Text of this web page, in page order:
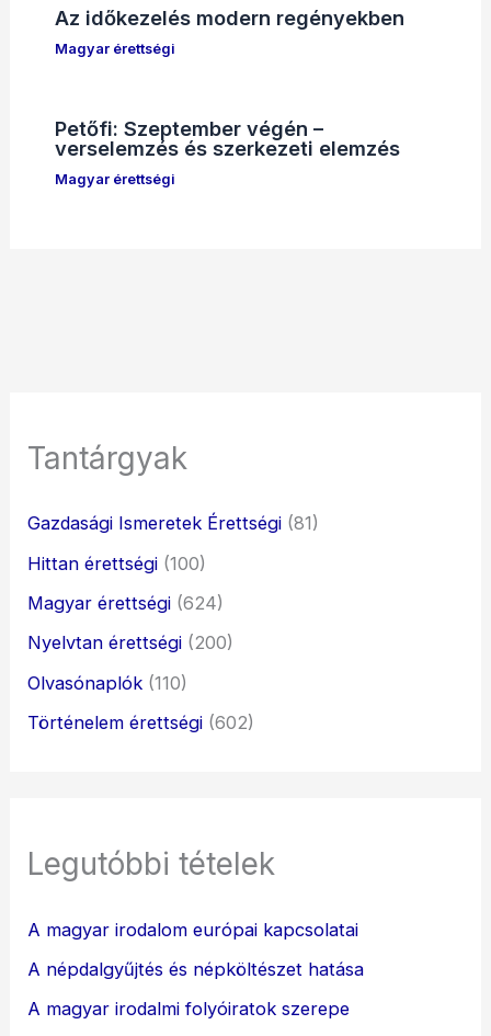
Az időkezelés modern regényekben
Magyar érettségi
Petőfi: Szeptember végén –
verselemzés és szerkezeti elemzés
Magyar érettségi
Tantárgyak
Gazdasági Ismeretek Érettségi (81)
Hittan érettségi (100)
Magyar érettségi (624)
Nyelvtan érettségi (200)
Olvasónaplók (110)
Történelem érettségi (602)
Legutóbbi tételek
A magyar irodalom európai kapcsolatai
A népdalgyűjtés és népköltészet hatása
A magyar irodalmi folyóiratok szerepe